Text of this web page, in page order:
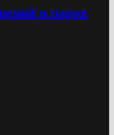
в парке